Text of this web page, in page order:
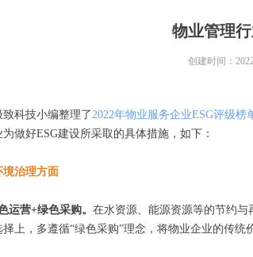
物业管理
致科技小编整理了2022年物业服务企业ESG评级榜
为做好ESG建设所采取的具体措施，如下：
境治理方面
运营+绿色采购。 在水资源、能源资源等的节约
择上，多遵循“绿色采购”理念，将物业企业的传
创建时间：